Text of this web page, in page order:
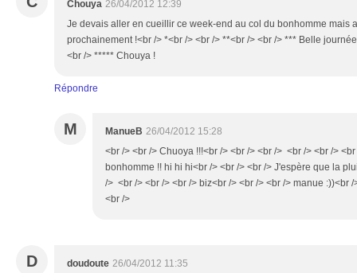
Chouya 26/04/2012 12:39
Je devais aller en cueillir ce week-end au col du bonhomme mais
prochainement !<br /> *<br /> <br /> **<br /> <br /> *** Belle
<br /> ***** Chouya !
Répondre
M ManueB 26/04/2012 15:28
<br /> <br /> Chuoya !!!<br /> <br /> <br /> <br /> <br />
bonhomme !! hi hi hi<br /> <br /> <br /> J'espère que la
/> <br /> <br /> <br /> biz<br /> <br /> <br /> manue :))<br
<br />
D doudoute 26/04/2012 11:35